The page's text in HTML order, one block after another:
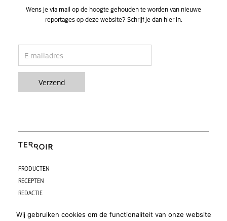
Wens je via mail op de hoogte gehouden te worden van nieuwe
reportages op deze website? Schrijf je dan hier in.
Verzend
PRODUCTEN
RECEPTEN
REDACTIE
PARTNERS
Wij gebruiken cookies om de functionaliteit van onze website